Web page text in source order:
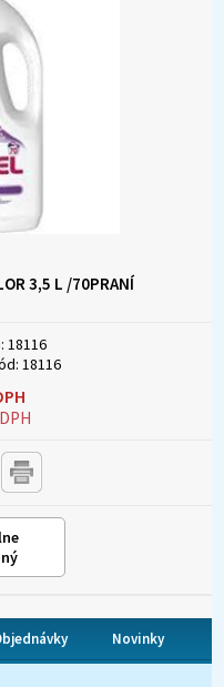
3,5 L /70PRANÍ
18116
18116
Novinky